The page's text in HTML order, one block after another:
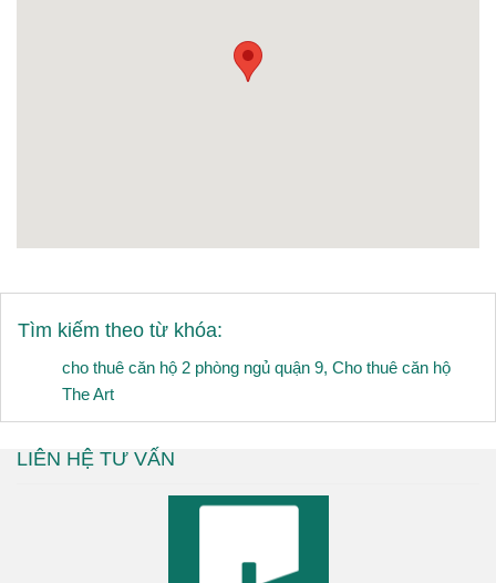
Tìm kiếm theo từ khóa:
cho thuê căn hộ 2 phòng ngủ quận 9, Cho thuê căn hộ
The Art
LIÊN HỆ TƯ VẤN